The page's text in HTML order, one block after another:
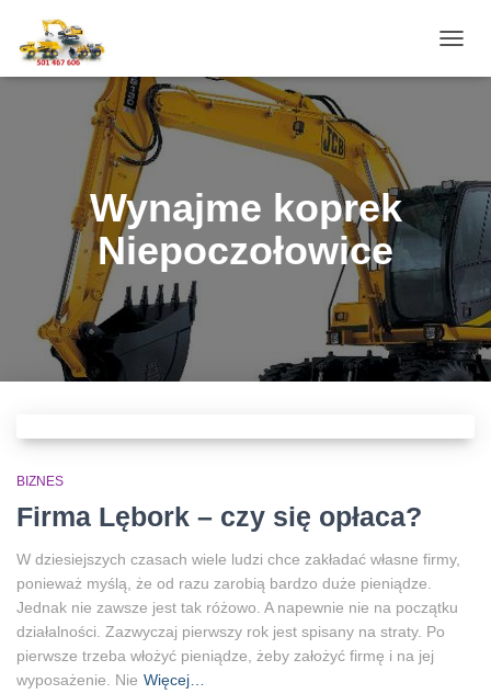
Wynajme koprek
Niepoczołowice
BIZNES
Firma Lębork – czy się opłaca?
W dziesiejszych czasach wiele ludzi chce zakładać własne firmy,
ponieważ myślą, że od razu zarobią bardzo duże pieniądze.
Jednak nie zawsze jest tak różowo. A napewnie nie na początku
działalności. Zazwyczaj pierwszy rok jest spisany na straty. Po
pierwsze trzeba włożyć pieniądze, żeby założyć firmę i na jej
wyposażenie. Nie Więcej…